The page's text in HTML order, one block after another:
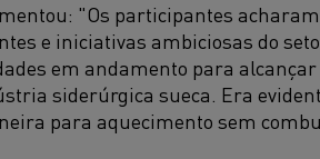
"Os participantes
e iniciativas ambiciosas do
em andamento para
siderúrgica sueca. Era
para aquecimento sem